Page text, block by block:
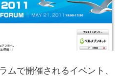
ムで開催されるイベント、